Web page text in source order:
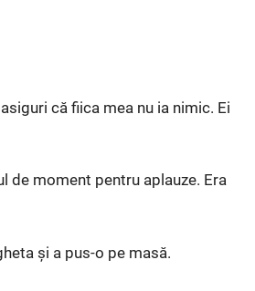
că fiica mea nu ia nimic. Ei
de moment pentru aplauze. Era
și a pus-o pe masă.